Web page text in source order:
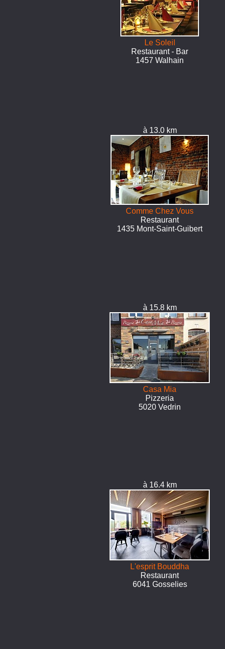
Le Soleil
Restaurant - Bar
1457 Walhain
à 13.0 km
Comme Chez Vous
Restaurant
1435 Mont-Saint-Guibert
à 15.8 km
Casa Mia
Pizzeria
5020 Vedrin
à 16.4 km
L'esprit Bouddha
Restaurant
6041 Gosselies